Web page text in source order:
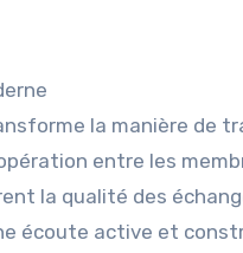
la manière de
entre les
la qualité des
écoute active et